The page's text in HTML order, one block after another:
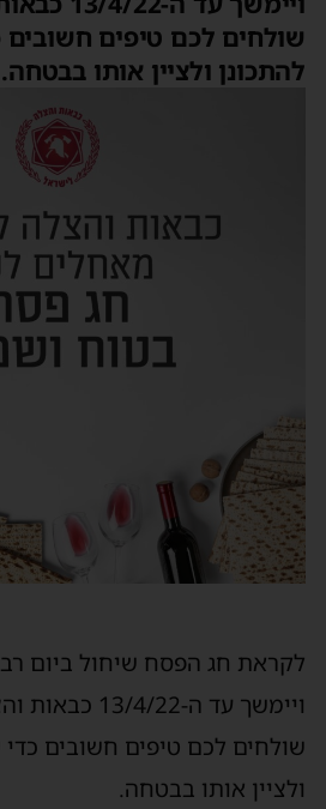
שולחים לכם טיפים חשובים
להתכונן ולציין אותו בבטחה.
ויימשך עד ה-13/
שולחים לכם טיפים חשובים כדי
ולציין אותו בבטחה.